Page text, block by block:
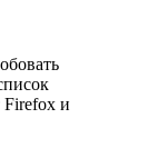
Firefox и